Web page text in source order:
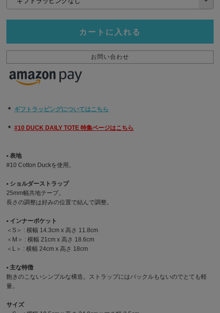
カートに入れる
お問い合わせ
＊ ギフトラッピングについてはこちら
＊ #10 DUCK DAILY TOTE 特集ページはこちら
▪︎ 表地
#10 Cotton Duckを使用。
▪︎ ショルダーストラップ
25mm幅共地テープ。
長さの調整は好みの位置で結んで調整。
▪︎ インナーポケット
＜S＞ : 横幅 14.3cm x 高さ 11.8cm
＜M＞ : 横幅 21cm x 高さ 18.6cm
＜L＞ : 横幅 24cm x 高さ 18cm
▪︎ 主な特徴
飽きのこないシンプルな構造。ストラップにはバックルもないのでとても軽
量。
サイズ